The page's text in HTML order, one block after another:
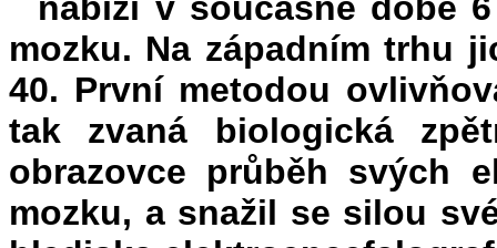
mozku. Na západním trhu
40. První metodou
tak zvaná biologická
obrazovce průběh svých
mozku, a snažil se silou